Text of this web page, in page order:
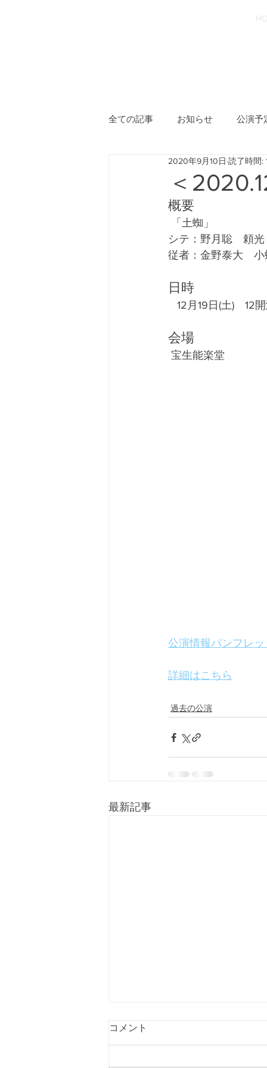
全ての記事 お知らせ 公演予
＜
2020年9月10日 読了時間:
概要
「土蜘」
シテ：野月聡　頼
従者：金野泰大　
​日時
12月19日(土)　
会場
宝生能楽堂
公演情報パンフレッ
詳細はこちら
過去の公演
最新記事
コメント